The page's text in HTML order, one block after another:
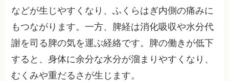
などが生じやすくなり、ふくらはぎ内側の痛みに
もつながります。一方、脾経は消化吸収や水分代
謝を司る脾の気を運ぶ経絡です。脾の働きが低下
すると、身体に余分な水分が溜まりやすくなり、
むくみや重だるさが生じます。